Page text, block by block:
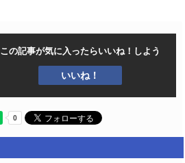
この記事が気に入ったらいいね！しよう
いいね！